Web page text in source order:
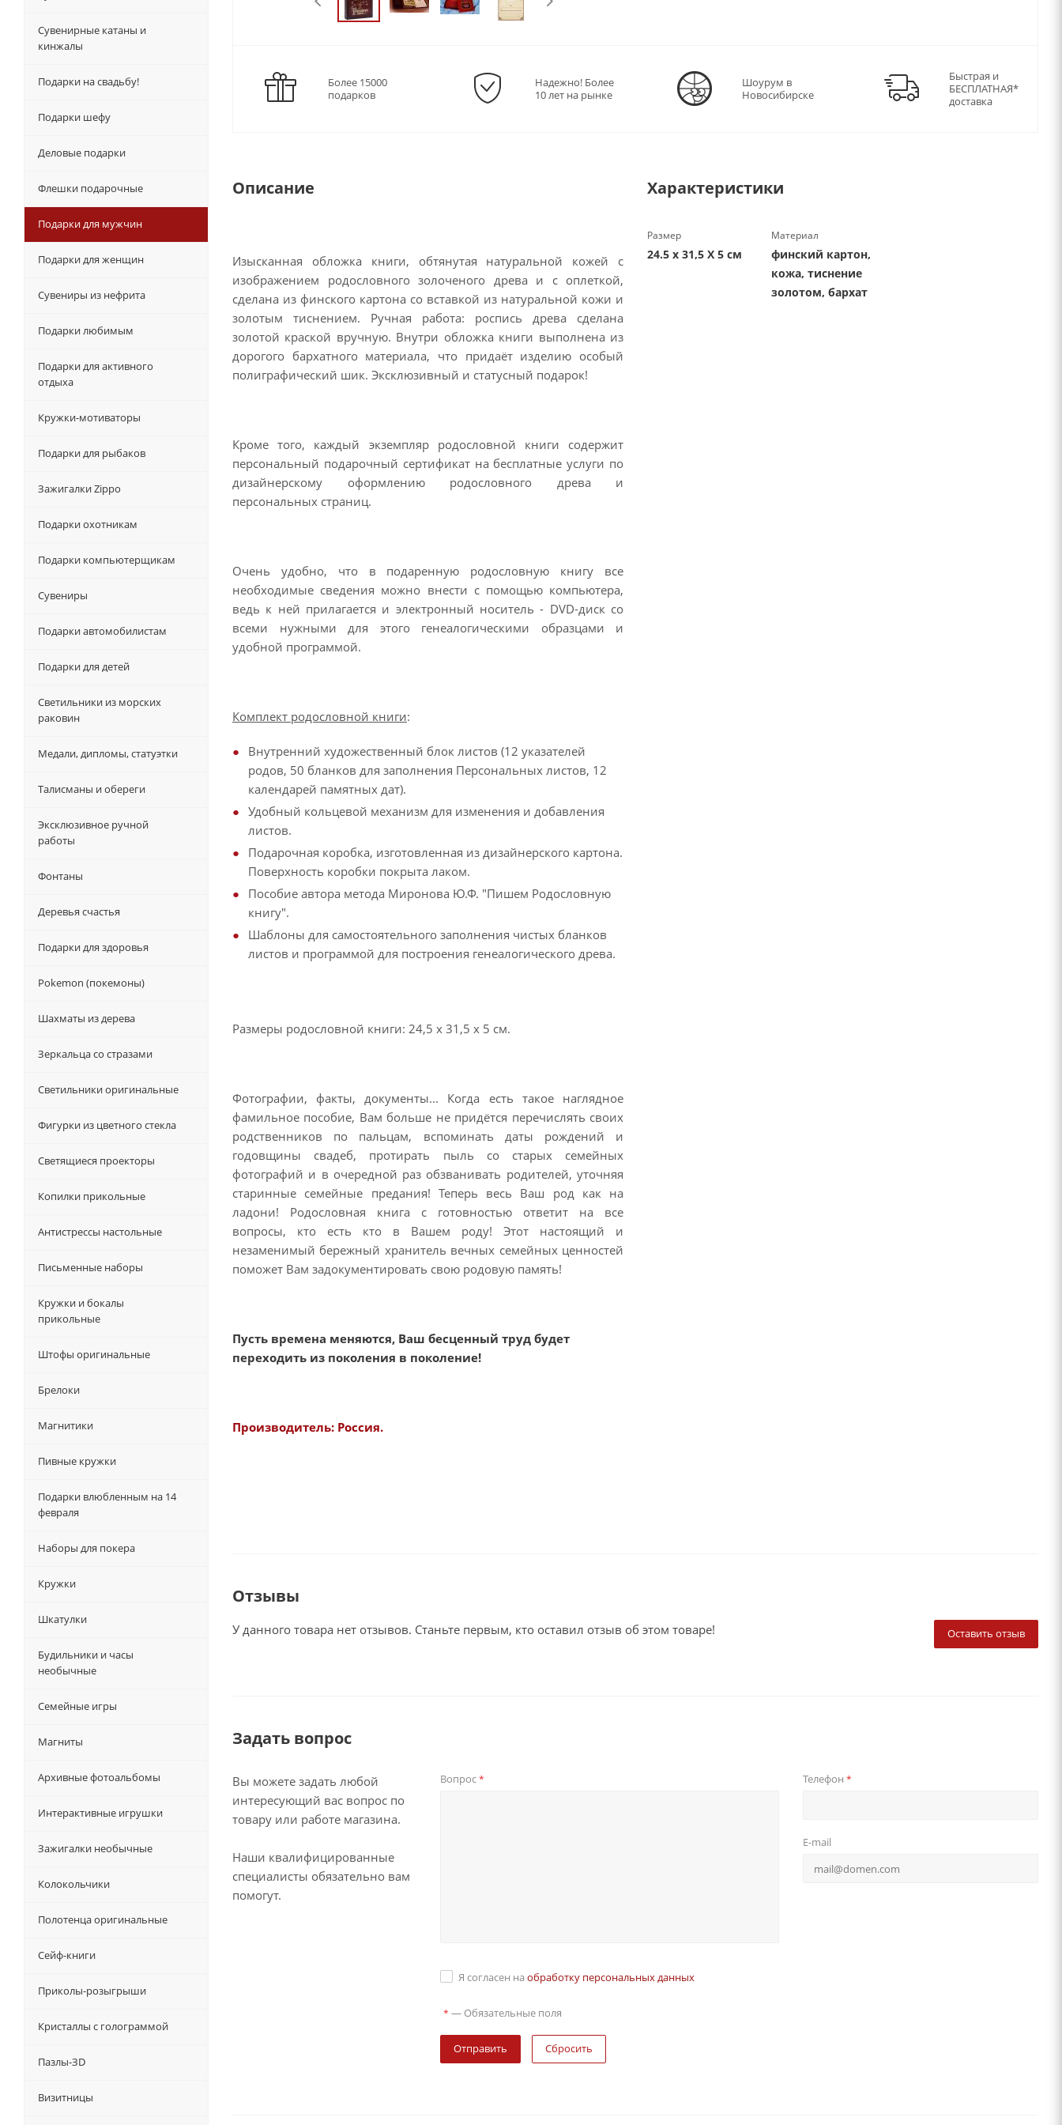
Более 15000
подарков
Надежно! Более
10 лет на рынке
Шоурум в
Новосибирске
Быстрая и
БЕСПЛАТНАЯ*
доставка
Описание
Изысканная обложка книги, обтянутая натуральной кожей с
изображением родословного золоченого древа и с оплеткой,
сделана из финского картона со вставкой из натуральной кожи и
золотым тиснением. Ручная работа: роспись древа сделана
золотой краской вручную. Внутри обложка книги выполнена из
дорогого бархатного материала, что придаёт изделию особый
полиграфический шик. Эксклюзивный и статусный подарок!
Кроме того, каждый экземпляр родословной книги содержит
персональный подарочный сертификат на бесплатные услуги по
дизайнерскому оформлению родословного древа и
персональных страниц.
Очень удобно, что в подаренную родословную книгу все
необходимые сведения можно внести с помощью компьютера,
ведь к ней прилагается и электронный носитель - DVD-диск со
всеми нужными для этого генеалогическими образцами и
удобной программой.
Комплект родословной книги:
Внутренний художественный блок листов (12 указателей
родов, 50 бланков для заполнения Персональных листов, 12
календарей памятных дат).
Удобный кольцевой механизм для изменения и добавления
листов.
Подарочная коробка, изготовленная из дизайнерского картона.
Поверхность коробки покрыта лаком.
Пособие автора метода Миронова Ю.Ф. "Пишем Родословную
книгу".
Шаблоны для самостоятельного заполнения чистых бланков
листов и программой для построения генеалогического древа.
Размеры родословной книги: 24,5 х 31,5 х 5 см.
Фотографии, факты, документы... Когда есть такое наглядное
фамильное пособие, Вам больше не придётся перечислять своих
родственников по пальцам, вспоминать даты рождений и
годовщины свадеб, протирать пыль со старых семейных
фотографий и в очередной раз обзванивать родителей, уточняя
старинные семейные предания! Теперь весь Ваш род как на
ладони! Родословная книга с готовностью ответит на все
вопросы, кто есть кто в Вашем роду! Этот настоящий и
незаменимый бережный хранитель вечных семейных ценностей
поможет Вам задокументировать свою родовую память!
Пусть времена меняются, Ваш бесценный труд будет
переходить из поколения в поколение!
Производитель: Россия.
Характеристики
Размер
24.5 х 31,5 Х 5 см
Материал
финский картон,
кожа, тиснение
золотом, бархат
Отзывы
Оставить отзыв
У данного товара нет отзывов. Станьте первым, кто оставил отзыв об этом товаре!
Задать вопрос
Вы можете задать любой
интересующий вас вопрос по
товару или работе магазина.
Наши квалифицированные
специалисты обязательно вам
помогут.
Вопрос* Телефон *
E-mail
Я согласен на обработку персональных данных
* — Обязательные поля
Сбросить
Сувенирные катаны и
кинжалы
Подарки на свадьбу!
Подарки шефу
Деловые подарки
Флешки подарочные
Подарки для мужчин
Подарки для женщин
Сувениры из нефрита
Подарки любимым
Подарки для активного
отдыха
Кружки-мотиваторы
Подарки для рыбаков
Зажигалки Zippo
Подарки охотникам
Подарки компьютерщикам
Сувениры
Подарки автомобилистам
Подарки для детей
Светильники из морских
раковин
Медали, дипломы, статуэтки
Талисманы и обереги
Эксклюзивное ручной
работы
Фонтаны
Деревья счастья
Подарки для здоровья
Pokemon (покемоны)
Шахматы из дерева
Зеркальца со стразами
Светильники оригинальные
Фигурки из цветного стекла
Светящиеся проекторы
Копилки прикольные
Антистрессы настольные
Письменные наборы
Кружки и бокалы
прикольные
Штофы оригинальные
Брелоки
Магнитики
Пивные кружки
Подарки влюбленным на 14
февраля
Наборы для покера
Кружки
Шкатулки
Будильники и часы
необычные
Семейные игры
Магниты
Архивные фотоальбомы
Интерактивные игрушки
Зажигалки необычные
Колокольчики
Полотенца оригинальные
Сейф-книги
Приколы-розыгрыши
Кристаллы с голограммой
Пазлы-ЗD
Визитницы